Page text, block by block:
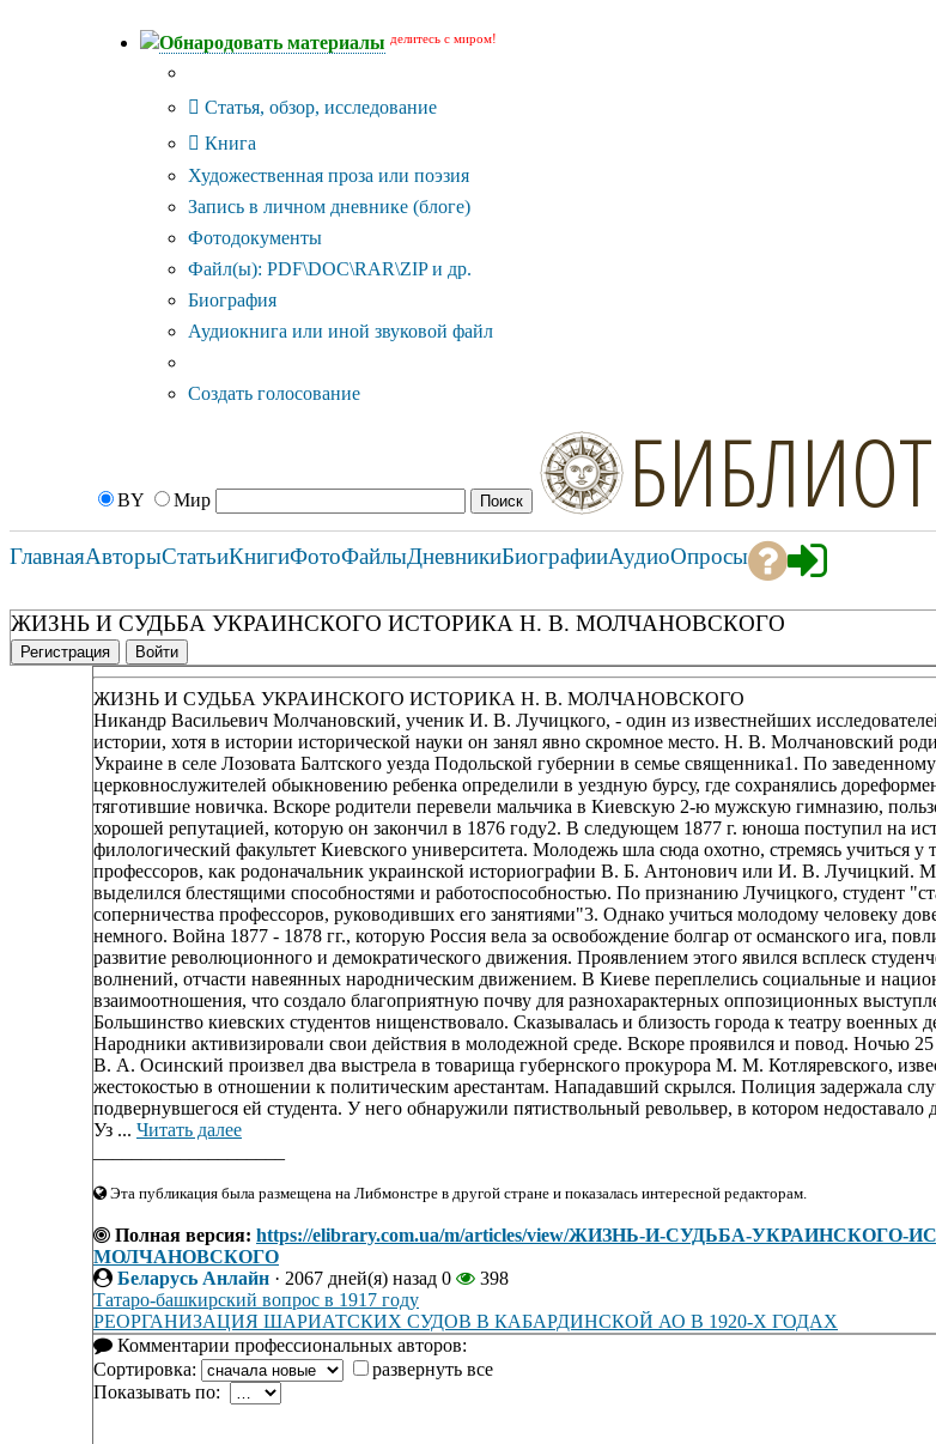
Обнародовать материалы делитесь с миром!
Статья, обзор, исследование
Книга
Художественная проза или поэзия
Запись в личном дневнике (блоге)
Фотодокументы
Файл(ы): PDF\DOC\RAR\ZIP и др.
Биография
Аудиокнига или иной звуковой файл
Создать голосование
BY Мир
ГлавнаяАвторыСтатьиКнигиФотоФайлыДневникиБиографииАудиоОпросы
ЖИЗНЬ И СУДЬБА УКРАИНСКОГО ИСТОРИКА Н. В. МОЛЧАНОВСКОГО
Регистрация Войти
ЖИЗНЬ И СУДЬБА УКРАИНСКОГО ИСТОРИКА Н. В. МОЛЧАНОВСКОГО
Никандр Васильевич Молчановский, ученик И. В. Лучицкого, - один из известнейших
истории, хотя в истории исторической науки он занял явно скромное место. Н. В. Молчановский
Украине в селе Лозовата Балтского уезда Подольской губернии в семье священника1. По
церковнослужителей обыкновению ребенка определили в уездную бурсу, где сохранялись
тяготившие новичка. Вскоре родители перевели мальчика в Киевскую 2-ю мужскую гимназию,
хорошей репутацией, которую он закончил в 1876 году2. В следующем 1877 г. юноша поступил на
филологический факультет Киевского университета. Молодежь шла сюда охотно, стремясь учиться у
профессоров, как родоначальник украинской историографии В. Б. Антонович или И. В. Лучицкий.
выделился блестящими способностями и работоспособностью. По признанию Лучицкого, студент
соперничества профессоров, руководивших его занятиями"3. Однако учиться молодому человеку
немного. Война 1877 - 1878 гг., которую Россия вела за освобождение болгар от османского ига,
развитие революционного и демократического движения. Проявлением этого явился всплеск
волнений, отчасти навеянных народническим движением. В Киеве переплелись социальные и
взаимоотношения, что создало благоприятную почву для разнохарактерных оппозиционных
Большинство киевских студентов нищенствовало. Сказывалась и близость города к театру военных
Народники активизировали свои действия в молодежной среде. Вскоре проявился и повод. Ночью 25
В. А. Осинский произвел два выстрела в товарища губернского прокурора М. М. Котляревского,
жестокостью в отношении к политическим арестантам. Нападавший скрылся. Полиция задержала
подвернувшегося ей студента. У него обнаружили пятиствольный револьвер, в котором недоставало
Уз ... Читать далее
Эта публикация была размещена на Либмонстре в другой стране и показалась интересной редакторам.
Полная версия: https://elibrary.com.ua/m/articles/view/ЖИЗНЬ-И-СУДЬБА-УКРАИНСКОГО-
МОЛЧАНОВСКОГО
Беларусь Анлайн · 2067 дней(я) назад 0
398
Татаро-башкирский вопрос в 1917 году
РЕОРГАНИЗАЦИЯ ШАРИАТСКИХ СУДОВ В КАБАРДИНСКОЙ АО В 1920-Х ГОДАХ
Комментарии профессиональных авторов:
Сортировка:
развернуть все
Показывать по: